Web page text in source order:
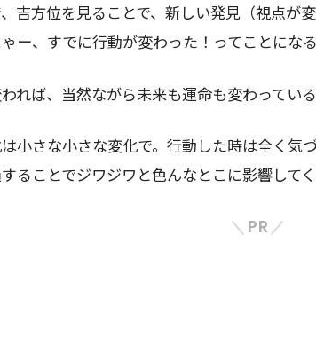
吉方位を見ることで、新しい発見（視点が
ー、すでに行動が変わった！ってことになる
れば、当然ながら未来も運命も変わっている
小さな小さな変化で。行動した時は全く気
ることでジワジワと色んなとこに影響して
PR